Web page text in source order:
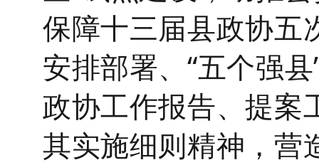
保障十三届县政协五
安排部署、“五个强
政协工作报告、提案
其实施细则精神，营